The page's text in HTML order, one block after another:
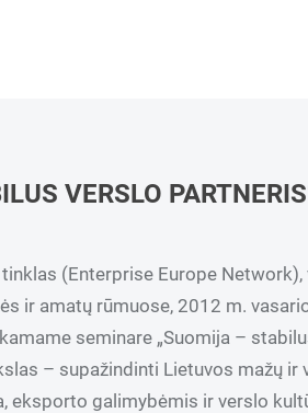
VERSLO
(Enterprise Europe Network),
ir amatų rūmuose, 2012 m.
seminare „Suomija –
– supažindinti Lietuvos mažų ir
eksporto galimybėmis ir verslo